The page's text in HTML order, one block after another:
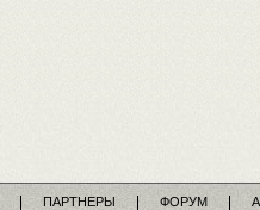
ПАРТНЕРЫ ФОРУМ